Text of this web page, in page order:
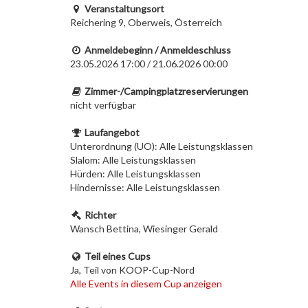
Veranstaltungsort
Reichering 9, Oberweis, Österreich
Anmeldebeginn / Anmeldeschluss
23.05.2026 17:00 / 21.06.2026 00:00
Zimmer-/Campingplatzreservierungen
nicht verfügbar
Laufangebot
Unterordnung (UO): Alle Leistungsklassen
Slalom: Alle Leistungsklassen
Hürden: Alle Leistungsklassen
Hindernisse: Alle Leistungsklassen
Richter
Wansch Bettina, Wiesinger Gerald
Teil eines Cups
Ja, Teil von KOOP-Cup-Nord
Alle Events in diesem Cup anzeigen